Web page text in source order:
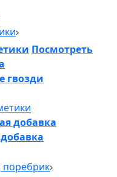
Посмотреть
гвозди
добавка
поребрик